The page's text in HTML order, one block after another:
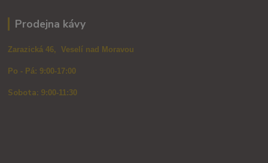
Prodejna kávy
Zarazická 46, Veselí nad Moravou
Po - Pá: 9:00-17:00
Sobota: 9:00-11:30